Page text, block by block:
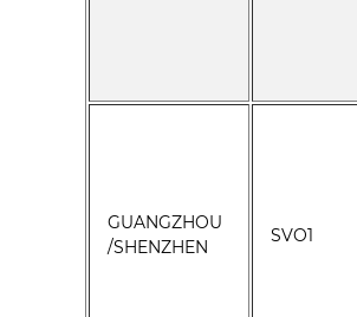
GUANGZHOU
/SHENZHEN
SVO1